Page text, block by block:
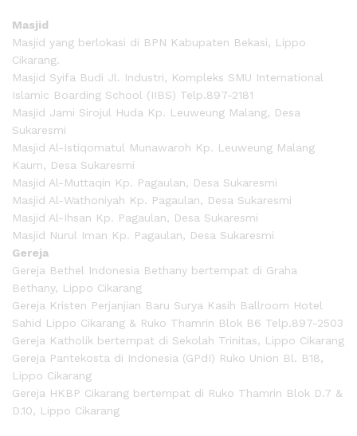
Masjid
Masjid yang berlokasi di BPN Kabupaten Bekasi, Lippo
Cikarang.
Masjid Syifa Budi Jl. Industri, Kompleks SMU International
Islamic Boarding School (IIBS) Telp.897-2181
Masjid Jami Sirojul Huda Kp. Leuweung Malang, Desa
Sukaresmi
Masjid Al-Istiqomatul Munawaroh Kp. Leuweung Malang
Kaum, Desa Sukaresmi
Masjid Al-Muttaqin Kp. Pagaulan, Desa Sukaresmi
Masjid Al-Wathoniyah Kp. Pagaulan, Desa Sukaresmi
Masjid Al-Ihsan Kp. Pagaulan, Desa Sukaresmi
Masjid Nurul Iman Kp. Pagaulan, Desa Sukaresmi
Gereja
Gereja Bethel Indonesia Bethany bertempat di Graha
Bethany, Lippo Cikarang
Gereja Kristen Perjanjian Baru Surya Kasih Ballroom Hotel
Sahid Lippo Cikarang & Ruko Thamrin Blok B6 Telp.897-2503
Gereja Katholik bertempat di Sekolah Trinitas, Lippo Cikarang
Gereja Pantekosta di Indonesia (GPdI) Ruko Union Bl. B18,
Lippo Cikarang
Gereja HKBP Cikarang bertempat di Ruko Thamrin Blok D.7 &
D.10, Lippo Cikarang